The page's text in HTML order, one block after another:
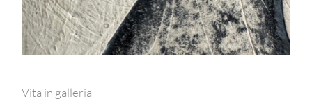
Vita in galleria